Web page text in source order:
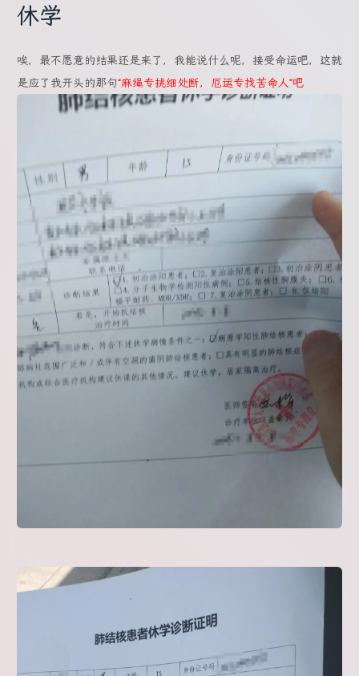
休学
唉，最不愿意的结果还是来了，我能说什么呢，接受命运吧，这就
是应了我开头的那句“麻绳专挑细处断，厄运专找苦命人”吧